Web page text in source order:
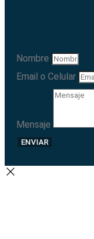
Nombre
Email o Celular
Mensaje
ENVIAR